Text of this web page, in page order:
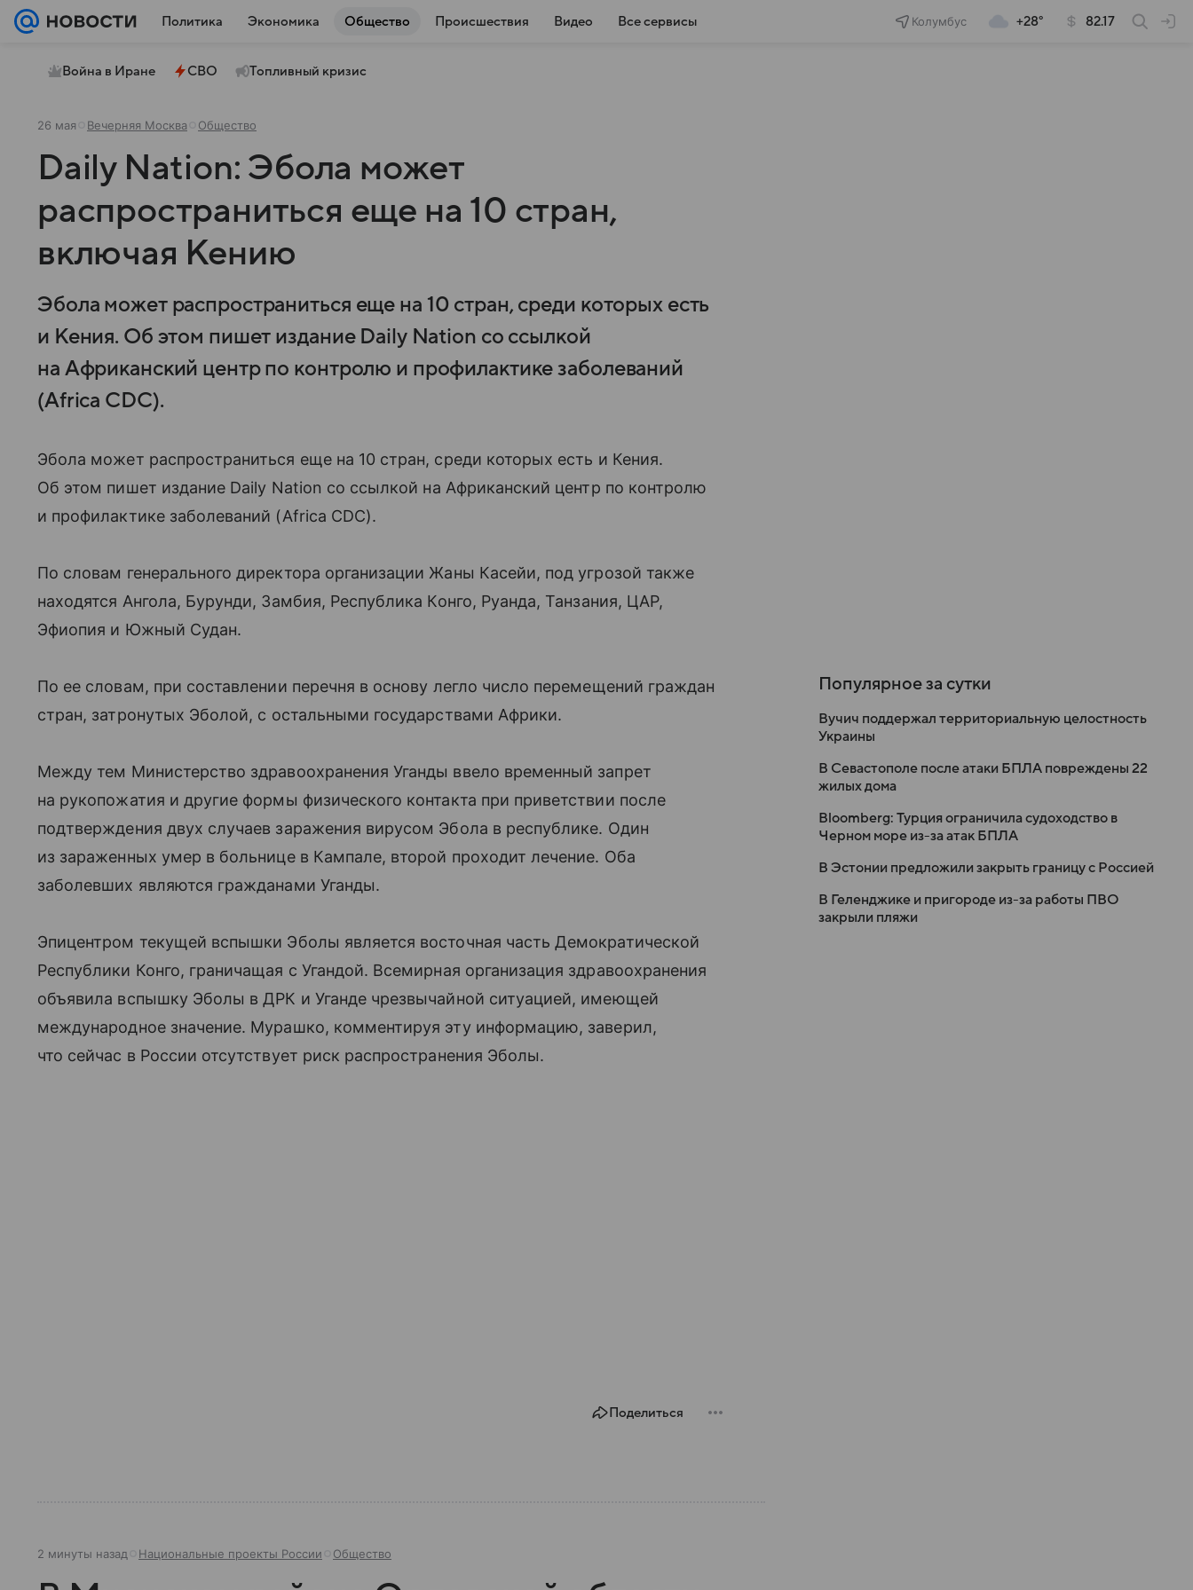
Политика Экономика Общество Происшествия Видео Все сервисы Колумбус +28° 82.17
Война в Иране СВО Топливный кризис
26 мая Вечерняя Москва Общество
Daily Nation: Эбола может
распространиться еще на 10 стран,
включая Кению
Эбола может распространиться еще на 10 стран, среди которых есть
и Кения. Об этом пишет издание Daily Nation со ссылкой
на Африканский центр по контролю и профилактике заболеваний
(Africa CDC).
Эбола может распространиться еще на 10 стран, среди которых есть и Кения.
Об этом пишет издание Daily Nation со ссылкой на Африканский центр по контролю
и профилактике заболеваний (Africa CDC).
По словам генерального директора организации Жаны Касейи, под угрозой также
находятся Ангола, Бурунди, Замбия, Республика Конго, Руанда, Танзания, ЦАР,
Эфиопия и Южный Судан.
По ее словам, при составлении перечня в основу легло число перемещений граждан
стран, затронутых Эболой, с остальными государствами Африки.
Между тем Министерство здравоохранения Уганды ввело временный запрет
на рукопожатия и другие формы физического контакта при приветствии после
подтверждения двух случаев заражения вирусом Эбола в республике. Один
из зараженных умер в больнице в Кампале, второй проходит лечение. Оба
заболевших являются гражданами Уганды.
Эпицентром текущей вспышки Эболы является восточная часть Демократической
Республики Конго, граничащая с Угандой. Всемирная организация здравоохранения
объявила вспышку Эболы в ДРК и Уганде чрезвычайной ситуацией, имеющей
международное значение. Мурашко, комментируя эту информацию, заверил,
что сейчас в России отсутствует риск распространения Эболы.
Поделиться
2 минуты назад Национальные проекты России Общество
Популярное за сутки
Вучич поддержал территориальную целостность
Украины
В Севастополе после атаки БПЛА повреждены 22
жилых дома
Bloomberg: Турция ограничила судоходство в
Черном море из-за атак БПЛА
В Эстонии предложили закрыть границу с Россией
В Геленджике и пригороде из-за работы ПВО
закрыли пляжи